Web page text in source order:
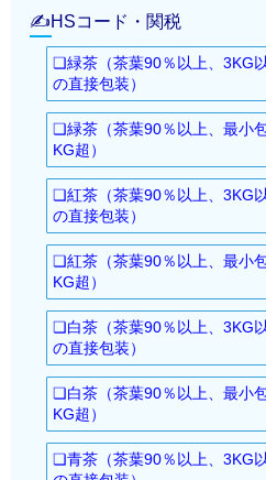
✍HSコード・関税
❏緑茶（茶葉90％以上、3KG
の直接包装）
基本：20％
WTO協定：17%
特別特恵LDC
経済連携協定（EPA）
ASEAN：5.3％
インド・ペルー：2.1％
モンゴル：3.1%
RCEP(ASEAN・豪州
3％
メキシコ・RCEP(中国
以下すべて：FREE
シンガポール・マレ
ンドネシア・ブルネイ
フィリピン・スイス
❏緑茶（茶葉90％以上、最小
KG超）
基本：20％
WTO協定：17%
特別特恵LDC
経済連携協定（EPA）
ASEAN：5.3％
インド・ペルー：2.1％
モンゴル：3.1%
RCEP(ASEAN・豪州
3％
メキシコ・RCEP(中国
以下すべて：FREE
シンガポール・マレ
❏紅茶（茶葉90％以上、3KG
の直接包装）
基本：20％
WTO協定：12%
特別特恵LDC
経済連携協定（EPA）
インド：1.5％
モンゴル：2.2%
RCEP(ASEAN・豪州
メキシコ・RCEP(中国
以下すべて：FREE
❏紅茶（茶葉90％以上、最小
KG超）
基本：5%
WTO協定：3%
特恵GSP
特別特恵LDC：FREE
経済連携協定（EPA）
メキシコ：適用なし
以下すべて：FREE
❏白茶（茶葉90％以上、3KG
の直接包装）
基本：20％
WTO協定：17%
特別特恵LDC
経済連携協定（EPA）
❏白茶（茶葉90％以上、最小
KG超）
基本：20％
WTO協定：17%
❏青茶（茶葉90％以上、3KG